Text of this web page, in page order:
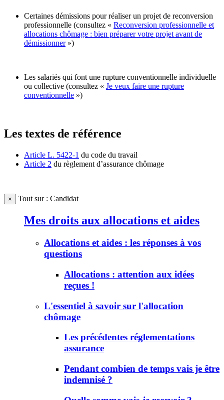
Certaines démissions pour réaliser un projet de reconversion
professionnelle (consultez « Reconversion professionnelle et
allocations chômage : bien préparer votre projet avant de
démissionner»)
Les salariés qui font une rupture conventionnelle individuelle
ou collective (consultez « Je veux faire une rupture
conventionnelle »)
Les textes de référence
Article L. 5422-1 du code du travail
Article 2 du règlement d’assurance chômage
× Tout sur : Candidat
Mes droits aux allocations et aides
Allocations et aides : les réponses à vos
questions
Allocations : attention aux idées
reçues !
L'essentiel à savoir sur l'allocation
chômage
Les précédentes réglementations
assurance
Pendant combien de temps vais je être
indemnisé ?